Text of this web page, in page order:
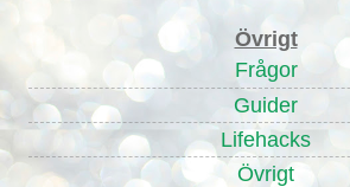
Övrigt
Frågor
Guider
Lifehacks
Övrigt